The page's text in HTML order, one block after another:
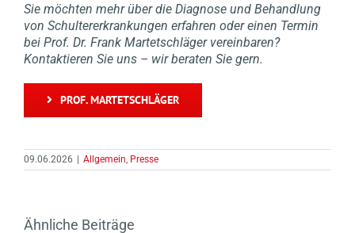
Sie möchten mehr über die Diagnose und Behandlung
von Schultererkrankungen erfahren oder einen Termin
bei Prof. Dr. Frank Martetschläger vereinbaren?
Kontaktieren Sie uns – wir beraten Sie gern.
PROF. MARTETSCHLÄGER
09.06.2026 | Allgemein Presse
Ähnliche Beiträge